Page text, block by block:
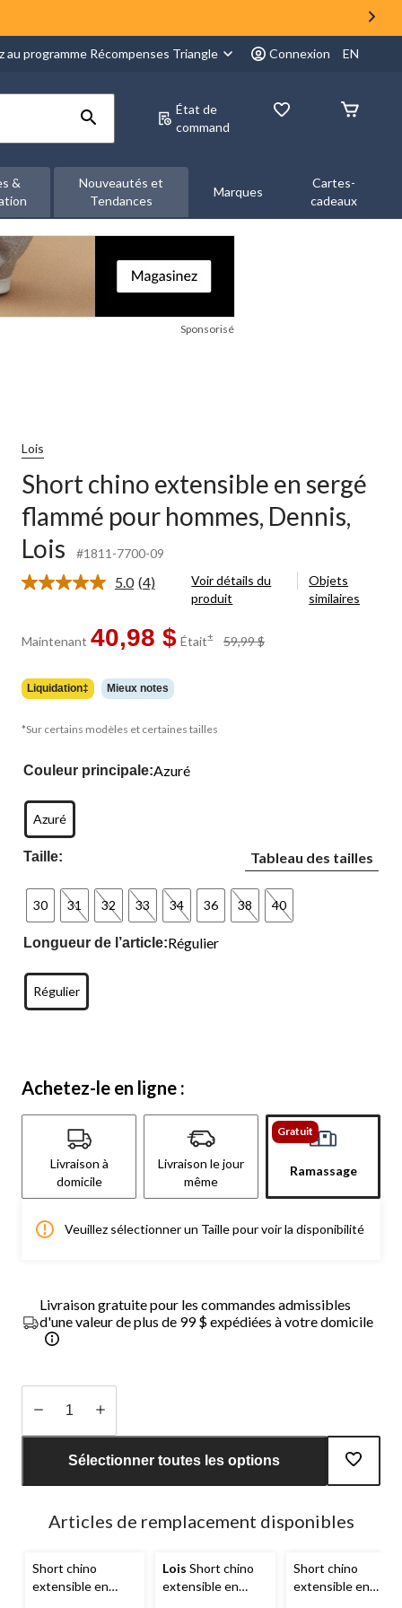
au programme Récompenses Triangle Connexion EN
État de
command
&
Nouveautés et
Tendances
Marques
Cartes-
cadeaux
Sponsorisé
Lois
Short chino extensible en sergé
flammé pour hommes, Dennis,
Lois
#1811-7700-09
5.0 Lire
commentaires.
Lien
la
même
page.
(4)
Voir détails du
produit
Objets
similaires
Maintenant 40,98 $ Était± 59,99 $
Liquidation‡ Mieux notes
*Sur certains modèles et certaines tailles
Couleur principale:Azuré
Azuré
Taille: Tableau des tailles
30 31 32 33 34 36 38 40
Longueur de l’article:Régulier
Régulier
Achetez-le en ligne :
Livraison à
domicile
Livraison le jour
même
Gratuit
Ramassage
Veuillez sélectionner un Taille pour voir la disponibilité
Livraison gratuite pour les commandes admissibles
d'une valeur de plus de 99 $ expédiées à votre domicile
Quantité
Sélectionner toutes les options
Articles de remplacement disponibles
Short chino
extensible en
Lois Short chino
extensible en
Short chino
extensible en